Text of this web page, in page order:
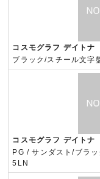
コスモグラフ デイトナ
ブラック/スチール文
コスモグラフ デイトナ
PG / サンダスト/ブラ
5LN